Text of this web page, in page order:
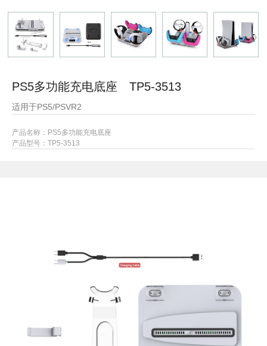
PS5多功能充电底座 TP5-3513
适用于PS5/PSVR2
产品名称：PS5多功能充电底座
产品型号：TP5-3513